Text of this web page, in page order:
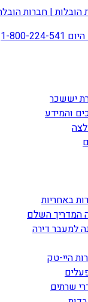
1-800-224-541
יששכר
והמידע
באחריות
המדריך השלם
למעבר דירה
היי-טק
שרתים